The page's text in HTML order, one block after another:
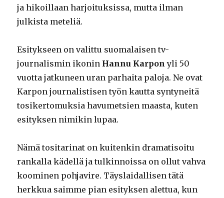
ja hikoillaan harjoituksissa, mutta ilman
julkista meteliä.
Esitykseen on valittu suomalaisen tv-
journalismin ikonin Hannu Karpon yli 50
vuotta jatkuneen uran parhaita paloja. Ne ovat
Karpon journalistisen työn kautta syntyneitä
tosikertomuksia havumetsien maasta, kuten
esityksen nimikin lupaa.
Nämä tositarinat on kuitenkin dramatisoitu
rankalla kädellä ja tulkinnoissa on ollut vahva
koominen pohjavire. Täyslaidallisen tätä
herkkua saimme pian esityksen alettua, kun